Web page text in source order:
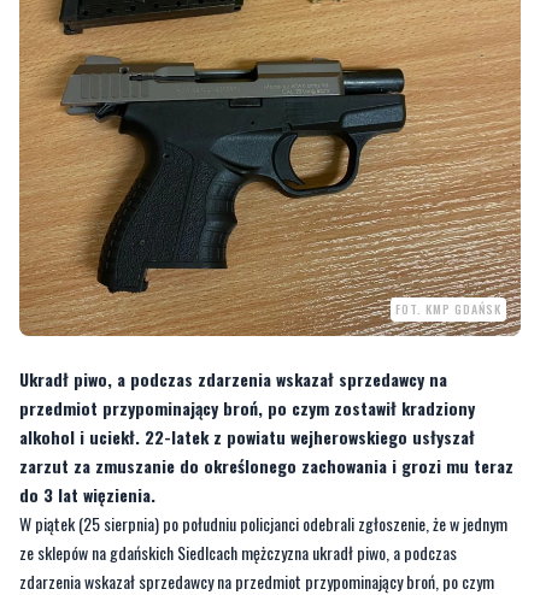
FOT. KMP GDAŃSK
Ukradł piwo, a podczas zdarzenia wskazał sprzedawcy na
przedmiot przypominający broń, po czym zostawił kradziony
alkohol i uciekł. 22-latek z powiatu wejherowskiego usłyszał
zarzut za zmuszanie do określonego zachowania i grozi mu teraz
do 3 lat więzienia.
W piątek (25 sierpnia) po południu policjanci odebrali zgłoszenie, że w jednym
ze sklepów na gdańskich Siedlcach mężczyzna ukradł piwo, a podczas
zdarzenia wskazał sprzedawcy na przedmiot przypominający broń, po czym